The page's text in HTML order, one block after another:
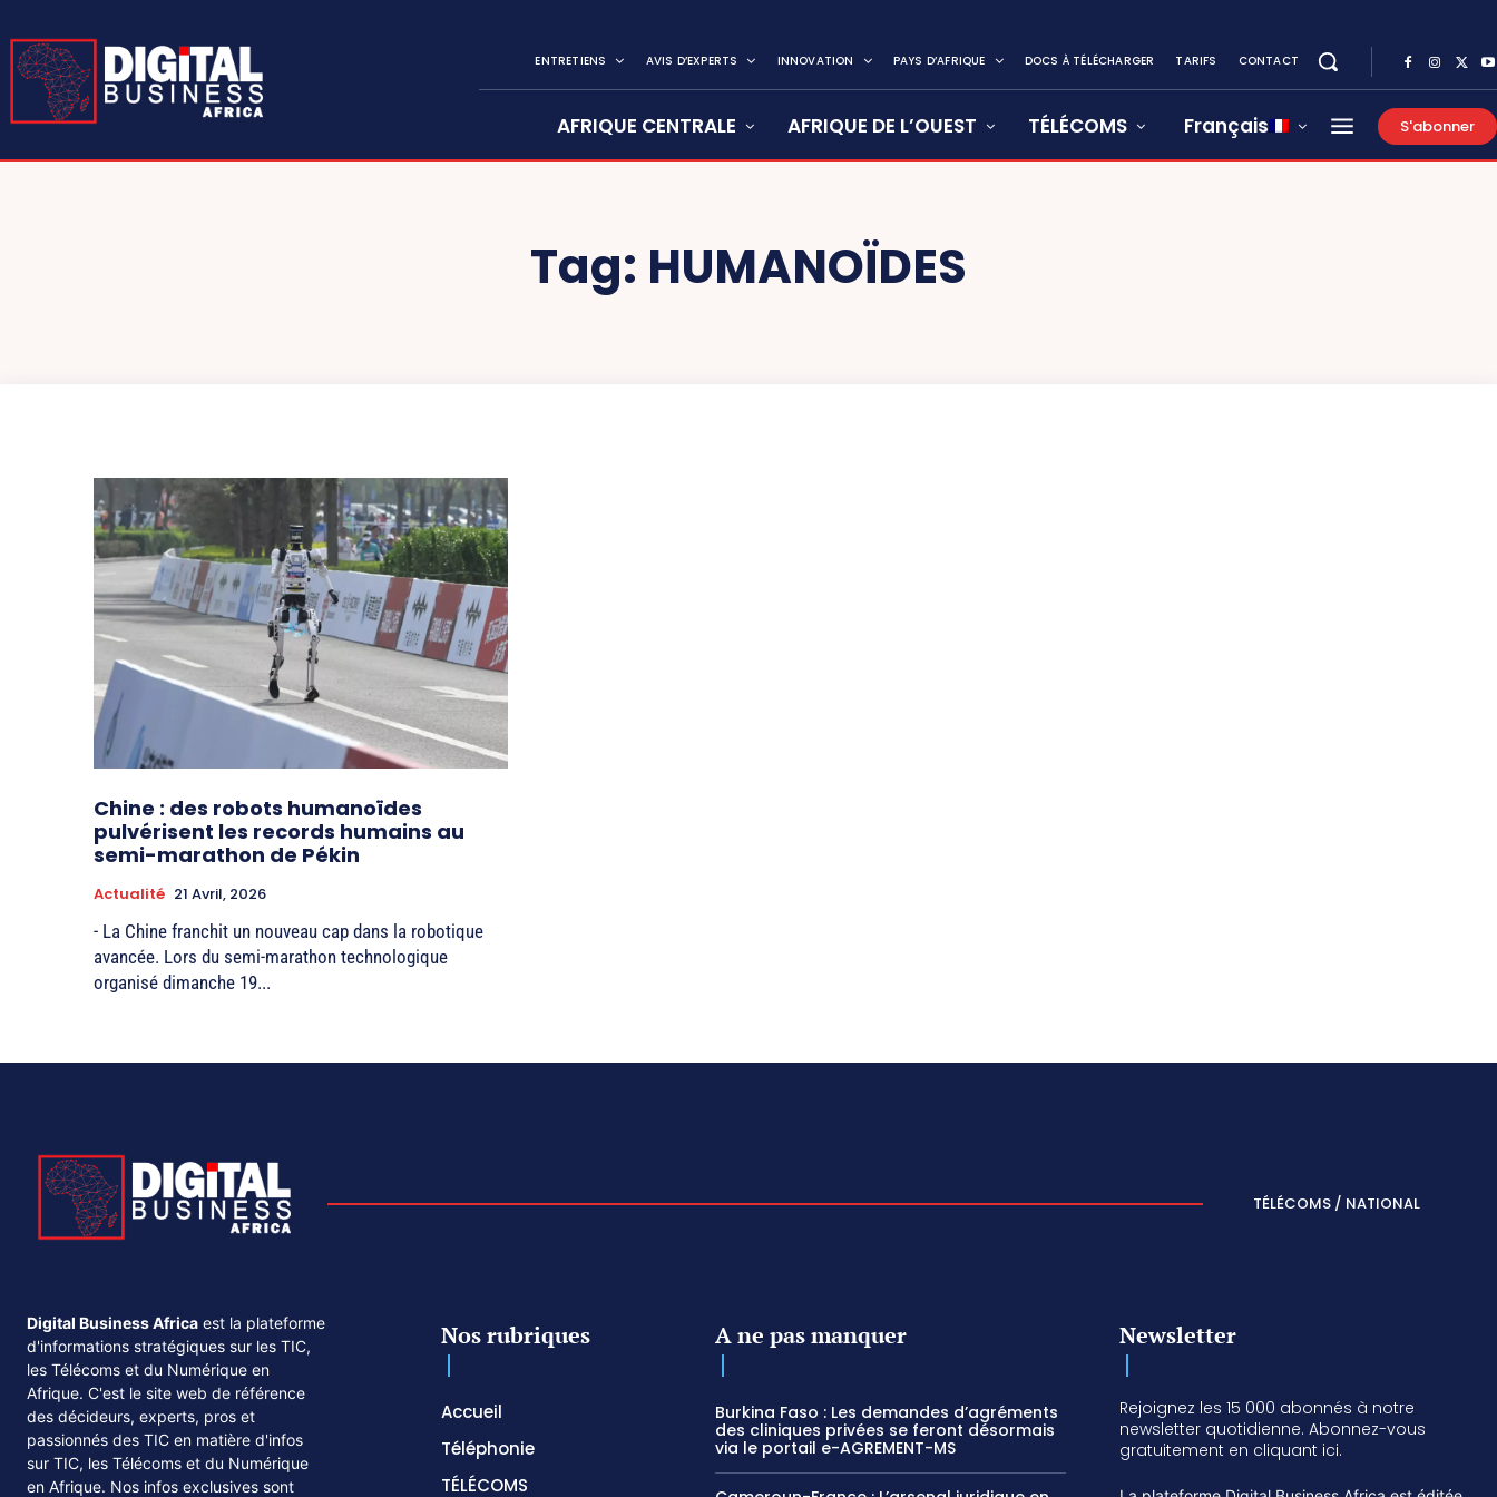
ENTRETIENS AVIS D’EXPERTS INNOVATION PAYS D’AFRIQUE DOCS À TÉLÉCHARGER TARIFS CONTACT
AFRIQUE CENTRALE AFRIQUE DE L’OUEST TÉLÉCOMS Français S'abonner
Tag: HUMANOÏDES
Chine : des robots humanoïdes
pulvérisent les records humains au
semi-marathon de Pékin
Actualité 21 Avril, 2026
- La Chine franchit un nouveau cap dans la robotique
avancée. Lors du semi-marathon technologique
organisé dimanche 19...
TÉLÉCOMS / NATIONAL
Digital Business Africa est la plateforme
d'informations stratégiques sur les TIC,
les Télécoms et du Numérique en
Afrique. C'est le site web de référence
des décideurs, experts, pros et
passionnés des TIC en matière d'infos
sur TIC, les Télécoms et du Numérique
en Afrique. Nos infos exclusives sont
Nos rubriques
Accueil
Téléphonie
TÉLÉCOMS
A ne pas manquer
Burkina Faso : Les demandes d’agréments
des cliniques privées se feront désormais
via le portail e-AGREMENT-MS
Newsletter
Rejoignez les 15 000 abonnés à notre
newsletter quotidienne. Abonnez-vous
gratuitement en cliquant ici.